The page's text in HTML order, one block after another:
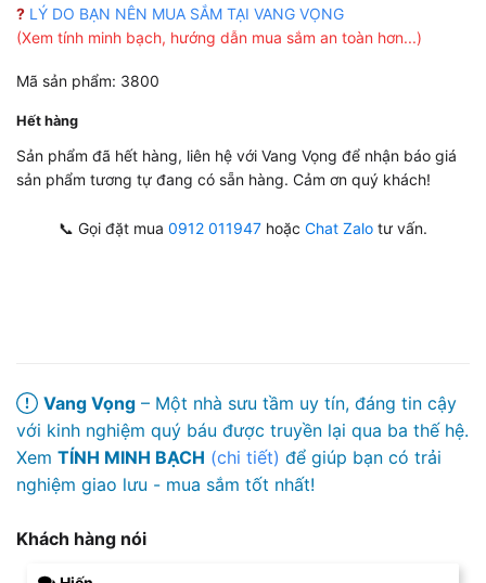
? LÝ DO BẠN NÊN MUA SẮM TẠI VANG VỌNG
(Xem tính minh bạch, hướng dẫn mua sắm an toàn hơn...)
Mã sản phẩm: 3800
Hết hàng
Sản phẩm đã hết hàng, liên hệ với Vang Vọng để nhận báo giá
sản phẩm tương tự đang có sẵn hàng. Cảm ơn quý khách!
📞 Gọi đặt mua 0912 011947 hoặc Chat Zalo tư vấn.
Vang Vọng – Một nhà sưu tầm uy tín, đáng tin cậy
với kinh nghiệm quý báu được truyền lại qua ba thế hệ.
Xem TÍNH MINH BẠCH (chi tiết) để giúp bạn có trải
nghiệm giao lưu - mua sắm tốt nhất!
Khách hàng nói